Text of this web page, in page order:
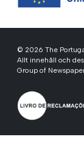
© 2026 The
Allt innehåll och
Group of